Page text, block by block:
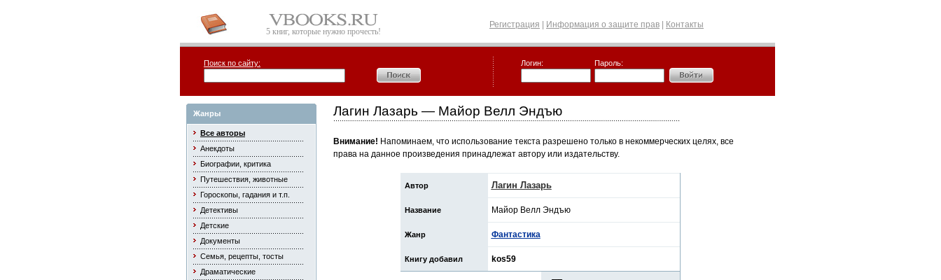
5 книг, которые нужно прочесть!
Регистрация Информация о защите прав Контакты
Поиск по сайту: Логин: Пароль:
Жанры
Все авторы
Анекдоты
Биографии, критика
Путешествия, животные
Гороскопы, гадания и т.п.
Детективы
Детские
Документы
Семья, рецепты, тосты
Драматические
Лагин Лазарь — Майор Велл Эндъю
Внимание! Напоминаем, что использование текста разрешено только в некоммерческих целях, все
права на данное произведения принадлежат автору или издательству.
Автор Лагин Лазарь
Название Майор Велл Эндъю
Жанр Фантастика
Книгу добавил kos59